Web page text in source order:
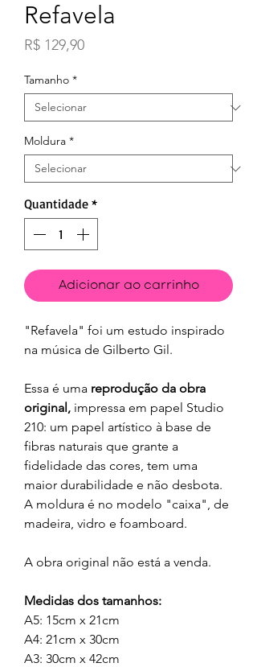
Refavela
R$ 129,90Preço
Tamanho *
Moldura *
Quantidade *
Adicionar ao carrinho
"Refavela" foi um estudo inspirado
na música de Gilberto Gil.
Essa é uma reprodução da obra
original, impressa em papel Studio
210: um papel artístico à base de
fibras naturais que grante a
fidelidade das cores, tem uma
maior durabilidade e não desbota.
A moldura é no modelo "caixa", de
madeira, vidro e foamboard.
A obra original não está a venda.
Medidas dos tamanhos:
A5: 15cm x 21cm
A4: 21cm x 30cm
A3: 30cm x 42cm